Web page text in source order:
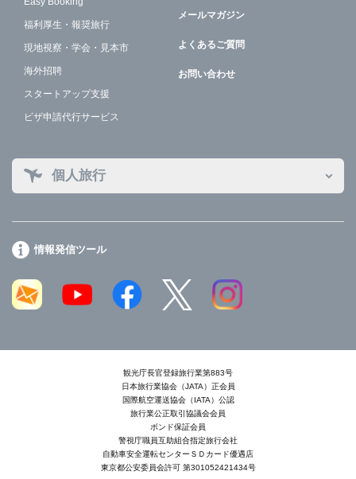
福利厚生・報奨旅行
現地視察・学会・見本市
海外招聘
スタートアップ支援
ビザ申請代行サービス
メールマガジン
よくあるご質問
お問い合わせ
個人旅行
情報発信ツール
観光庁長官登録旅行業第883号
日本旅行業協会（JATA）正会員
国際航空運送協会（IATA）公認
旅行業公正取引協議会会員
ボンド保証会員
警視庁職員互助組合指定旅行会社
自動車安全運転センターＳＤカード優遇店
東京都公安委員会許可 第301052421434号